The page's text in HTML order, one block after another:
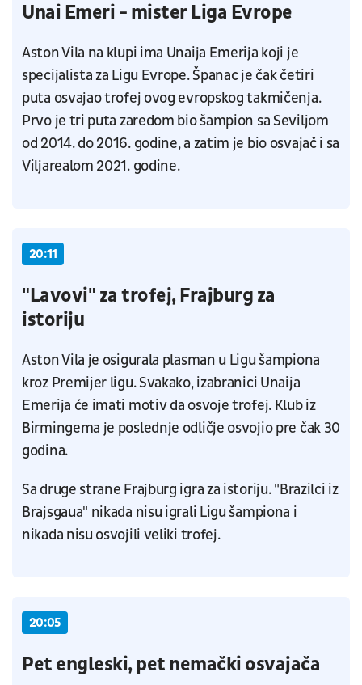
Unai Emeri - mister Liga Evrope
Aston Vila na klupi ima Unaija Emerija koji je
specijalista za Ligu Evrope. Španac je čak četiri
puta osvajao trofej ovog evropskog takmičenja.
Prvo je tri puta zaredom bio šampion sa Seviljom
od 2014. do 2016. godine, a zatim je bio osvajač i sa
Viljarealom 2021. godine.
20:11
"Lavovi" za trofej, Frajburg za
istoriju
Aston Vila je osigurala plasman u Ligu šampiona
kroz Premijer ligu. Svakako, izabranici Unaija
Emerija će imati motiv da osvoje trofej. Klub iz
Birmingema je poslednje odličje osvojio pre čak 30
godina.
Sa druge strane Frajburg igra za istoriju. "Brazilci iz
Brajsgaua" nikada nisu igrali Ligu šampiona i
nikada nisu osvojili veliki trofej.
20:05
Pet engleski, pet nemački osvajača